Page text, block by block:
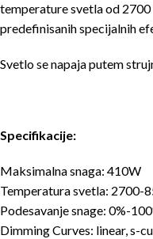
temperature svetla od
predefinisanih specijalnih
Svetlo se napaja putem
Specifikacije:
Maksimalna snaga: 410W
Temperatura svetla: 2700-
Podesavanje snage: 0%-
Dimming Curves: linear, s-